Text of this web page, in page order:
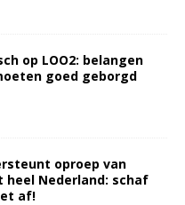
op LOO2: belangen
goed geborgd
oproep van
Nederland: schaf
af!